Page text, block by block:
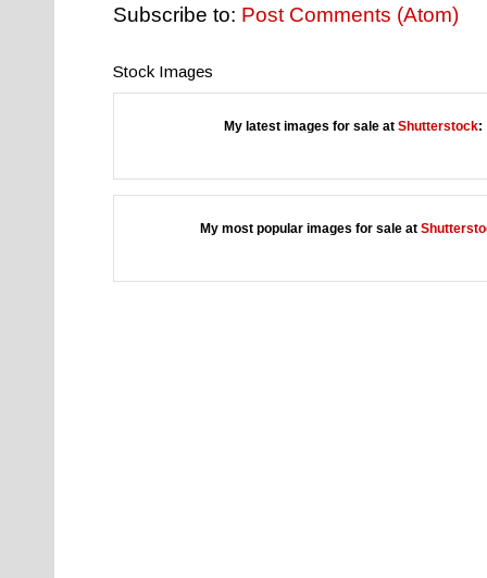
Subscribe to: Post Comments (Atom)
Stock Images
My latest images for sale at Shutterstock:
My most popular images for sale at